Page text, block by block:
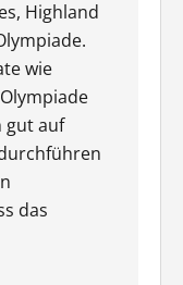
Highland
wie
gut auf
das